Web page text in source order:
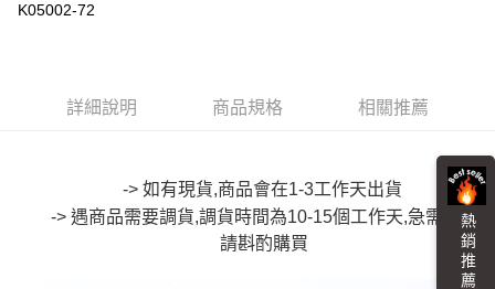
熱 銷 推 薦
悠遊付
全盈+PAY
【大哥付你分期使用說明】
1.本服務由台灣大哥大提供，台灣大哥大用戶可立即使用無須另外申請。
2.付款方式選擇「大哥付你分期」，訂單成立後會自動跳轉到大哥付的交易
流程，驗證手機門號後，選擇欲分期的期數、繳款截止日，確認付款後即完
AFTEE先享後付
K05002-72
詳細說明 商品規格 相關推薦
-> 如有現貨,商品會在1-3工作天出貨
-> 遇商品需要調貨,調貨時間為10-15個工作天,急需要者
請斟酌購買